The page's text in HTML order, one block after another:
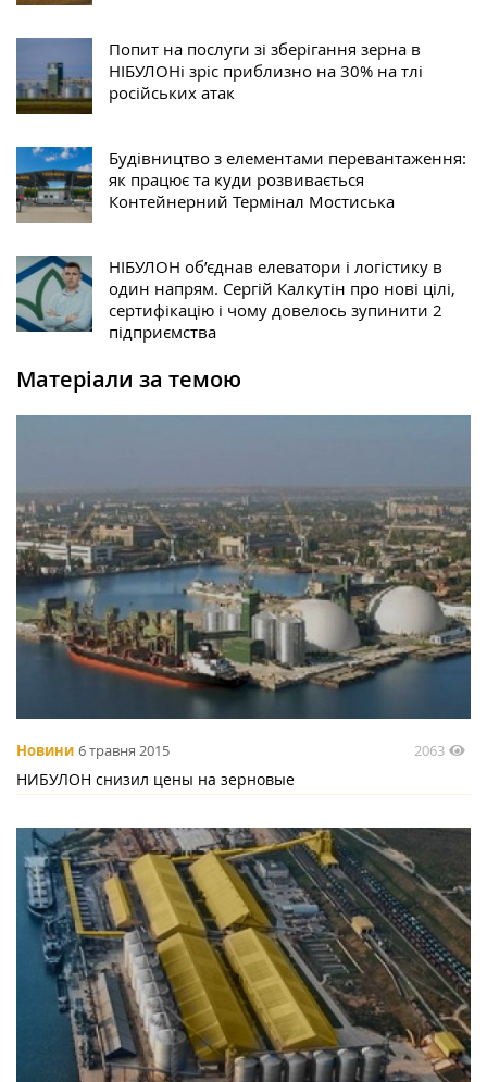
Попит на послуги зі зберігання зерна в
НІБУЛОНі зріс приблизно на 30% на тлі
російських атак
Будівництво з елементами перевантаження:
як працює та куди розвивається
Контейнерний Термінал Мостиська
НІБУЛОН об’єднав елеватори і логістику в
один напрям. Сергій Калкутін про нові цілі,
сертифікацію і чому довелось зупинити 2
підприємства
Матеріали за темою
Новини 6 травня 2015 2063
НИБУЛОН снизил цены на зерновые